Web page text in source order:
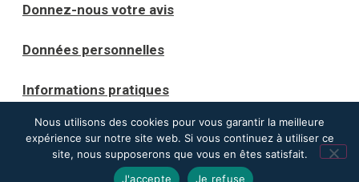
Donnez-nous votre avis
Données personnelles
Informations pratiques
Mentions légales
Nous utilisons des cookies pour vous garantir la meilleure
expérience sur notre site web. Si vous continuez à utiliser ce
site, nous supposerons que vous en êtes satisfait.
J'accepte
Je refuse